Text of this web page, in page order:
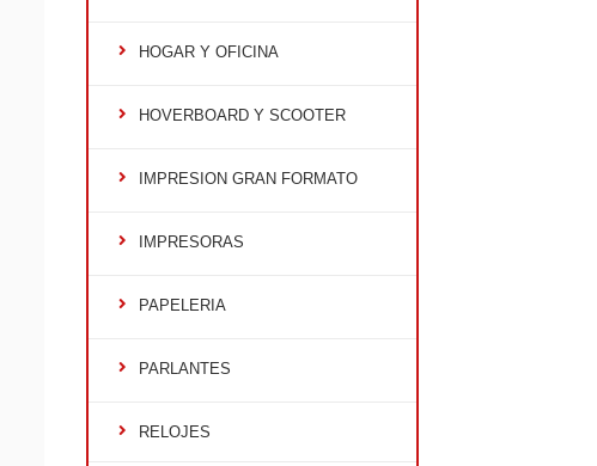
HOGAR Y OFICINA
HOVERBOARD Y SCOOTER
IMPRESION GRAN FORMATO
IMPRESORAS
PAPELERIA
PARLANTES
RELOJES